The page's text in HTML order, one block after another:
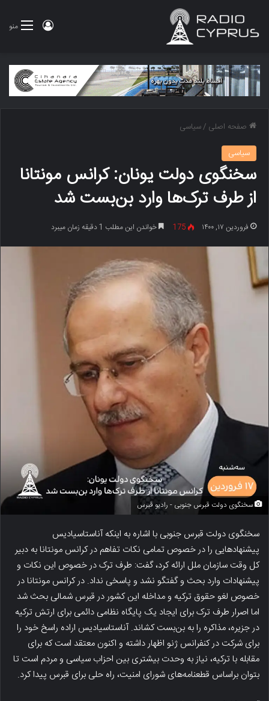
منو ورود
صفحه اصلی /سیاسی
سیاسی
سخنگوی دولت یونان: کرانس مونتانا
از طرف ترک‌ها وارد بن‌بست شد
فروردین ۱۷, ۱۴۰۰ 175 خواندن این مطلب 1 دقیقه زمان میبرد
سخنگوی دولت قبرس جنوبی - رادیو قبرس
سخنگوی دولت قبرس جنوبی با اشاره به اینکه آناستاسیادیس
پیشنهادهایی را در خصوص تمامی نکات تفاهم در کرانس مونتانا به دبیر
کل وقت سازمان ملل ارائه کرد، گفت: طرف ترک در خصوص این نکات و
پیشنهادات وارد بحث و گفتگو نشد و پاسخی نداد. در کرانس مونتانا در
خصوص لغو حقوق ترکیه و مداخله این کشور در قبرس شمالی بحث شد
اما اصرار طرف ترک برای ایجاد یک پایگاه نظامی دائمی برای ارتش ترکیه
در جزیره، مذاکره را به بن‌بست کشاند. آناستاسیادیس اراده راسخ خود را
برای شرکت در کنفرانس ژنو اظهار داشته و اکنون معتقد است که برای
مقابله با ترکیه، نیاز به وحدت بیشتری بین احزاب سیاسی و مردم است تا
بتوان براساس قطعنامه‌های شورای امنیت، راه حلی برای قبرس پیدا کرد.